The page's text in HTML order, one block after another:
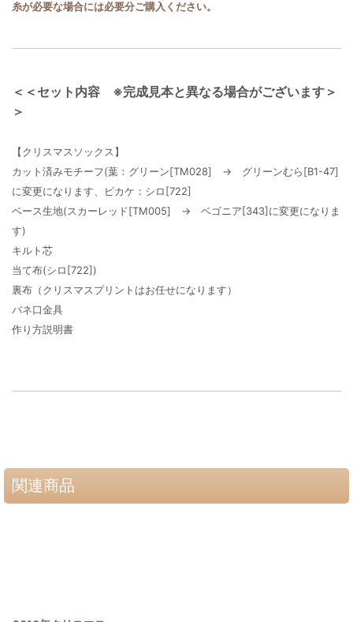
糸が必要な場合には必要分ご購入ください。
＜＜セット内容 ※完成見本と異なる場合がございます＞
＞
【クリスマスソックス】
カット済みモチーフ(葉：グリーン[TM028] → グリーンむら[B1-47]
に変更になります、ピカケ：シロ[722]
ベース生地(スカーレッド[TM005] → ベゴニア[343]に変更になりま
す)
キルト芯
当て布(シロ[722])
裏布（クリスマスプリントはお任せになります）
バネ口金具
作り方説明書
関連商品